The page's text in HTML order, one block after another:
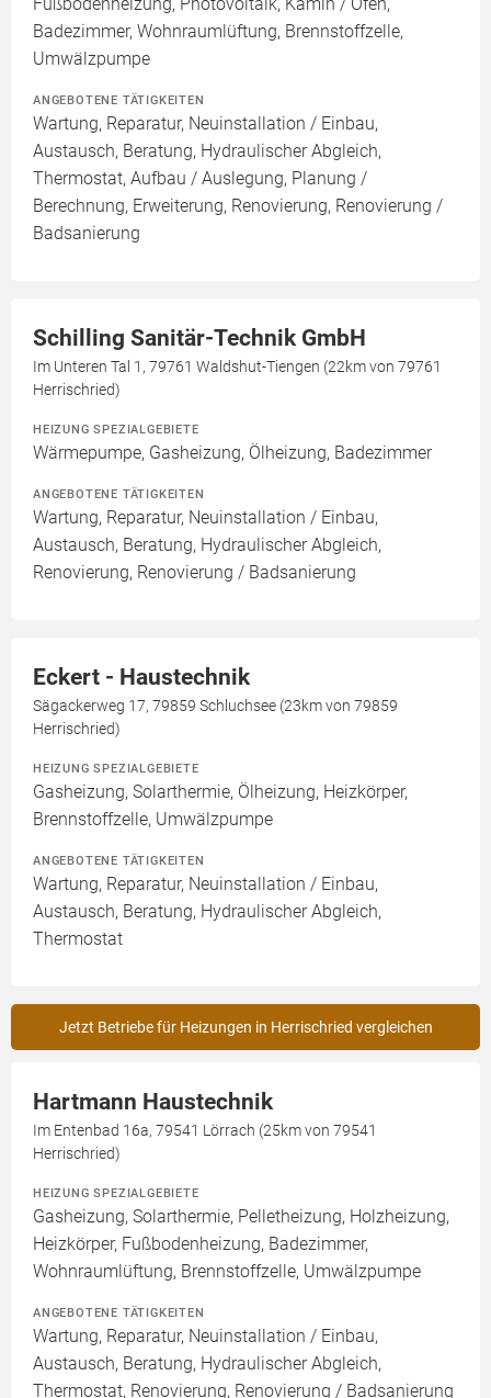
Badezimmer, Wohnraumlüftung, Brennstoffzelle,
Umwälzpumpe
ANGEBOTENE TÄTIGKEITEN
Wartung, Reparatur, Neuinstallation / Einbau,
Austausch, Beratung, Hydraulischer Abgleich,
Thermostat, Aufbau / Auslegung, Planung /
Berechnung, Erweiterung, Renovierung, Renovierung /
Badsanierung
Schilling Sanitär-Technik GmbH
Im Unteren Tal 1, 79761 Waldshut-Tiengen (22km von 79761
Herrischried)
HEIZUNG SPEZIALGEBIETE
Wärmepumpe, Gasheizung, Ölheizung, Badezimmer
ANGEBOTENE TÄTIGKEITEN
Wartung, Reparatur, Neuinstallation / Einbau,
Austausch, Beratung, Hydraulischer Abgleich,
Renovierung, Renovierung / Badsanierung
Eckert - Haustechnik
Sägackerweg 17, 79859 Schluchsee (23km von 79859
Herrischried)
HEIZUNG SPEZIALGEBIETE
Gasheizung, Solarthermie, Ölheizung, Heizkörper,
Brennstoffzelle, Umwälzpumpe
ANGEBOTENE TÄTIGKEITEN
Wartung, Reparatur, Neuinstallation / Einbau,
Austausch, Beratung, Hydraulischer Abgleich,
Thermostat
Jetzt Betriebe für Heizungen in Herrischried vergleichen
Hartmann Haustechnik
Im Entenbad 16a, 79541 Lörrach (25km von 79541
Herrischried)
HEIZUNG SPEZIALGEBIETE
Gasheizung, Solarthermie, Pelletheizung, Holzheizung,
Heizkörper, Fußbodenheizung, Badezimmer,
Wohnraumlüftung, Brennstoffzelle, Umwälzpumpe
ANGEBOTENE TÄTIGKEITEN
Wartung, Reparatur, Neuinstallation / Einbau,
Austausch, Beratung, Hydraulischer Abgleich,
Thermostat, Renovierung, Renovierung / Badsanierung